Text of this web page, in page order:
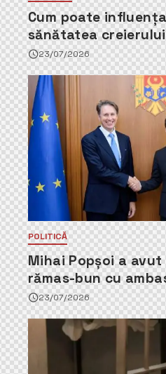
Cum poate
sănătatea creierului
23/07/2026
POLITICĂ
Mihai Popșoi a
rămas-bun cu
Țărilor de Jos, Fred
23/07/2026